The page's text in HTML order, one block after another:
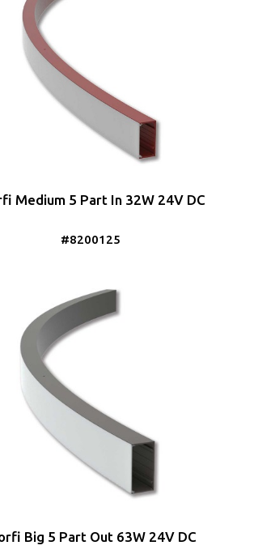
Medium 5 Part In 32W 24V DC
#8200125
Big 5 Part Out 63W 24V DC